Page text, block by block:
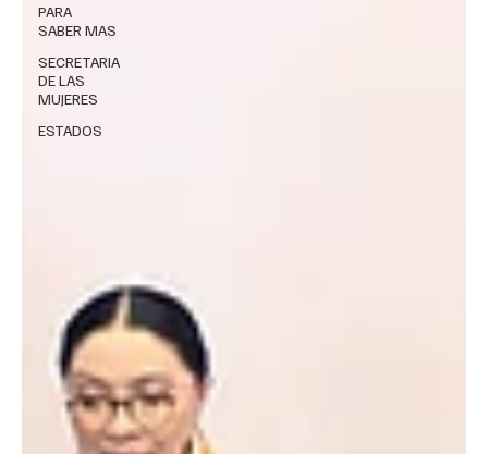
PARA
SABER MAS
SECRETARIA
DE LAS
MUJERES
ESTADOS